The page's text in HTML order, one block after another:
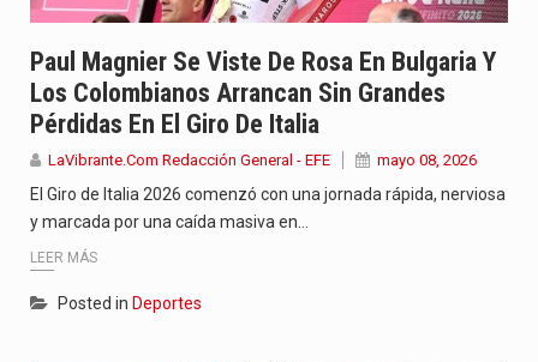
Paul Magnier Se Viste De Rosa En Bulgaria Y
Los Colombianos Arrancan Sin Grandes
Pérdidas En El Giro De Italia
LaVibrante.Com Redacción General - EFE mayo 08, 2026
El Giro de Italia 2026 comenzó con una jornada rápida, nerviosa
y marcada por una caída masiva en…
LEER MÁS
Posted in Deportes